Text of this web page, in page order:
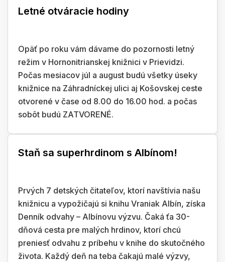
Letné otváracie hodiny
Opäť po roku vám dávame do pozornosti letný
režim v Hornonitrianskej knižnici v Prievidzi.
Počas mesiacov júl a august budú všetky úseky
knižnice na Záhradníckej ulici aj Košovskej ceste
otvorené v čase od 8.00 do 16.00 hod. a počas
sobôt budú ZATVORENÉ.
Staň sa superhrdinom s Albínom!
Prvých 7 detských čitateľov, ktorí navštívia našu
knižnicu a vypožičajú si knihu Vraniak Albín, získa
Denník odvahy – Albínovu výzvu. Čaká ťa 30-
dňová cesta pre malých hrdinov, ktorí chcú
preniesť odvahu z príbehu v knihe do skutočného
života. Každý deň na teba čakajú malé výzvy,